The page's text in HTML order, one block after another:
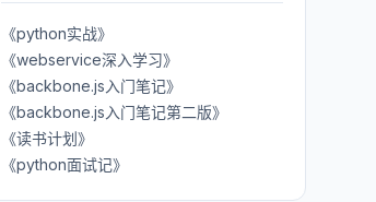
《python实战》
《webservice深入学习》
《backbone.js入门笔记》
《backbone.js入门笔记第二版》
《读书计划》
《python面试记》